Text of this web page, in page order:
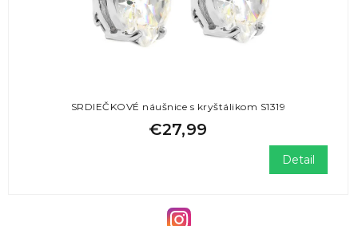
SRDIEČKOVÉ náušnice s kryštálikom S1319
€27,99
Detail